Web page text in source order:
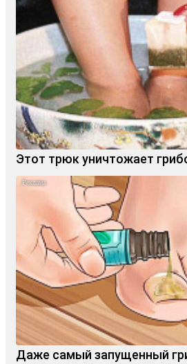
Этот трюк уничтожает
Даже самый запущенный